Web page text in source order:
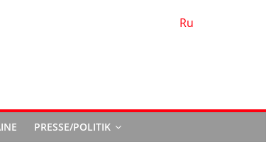
Ru
PRESSE/POLITIK